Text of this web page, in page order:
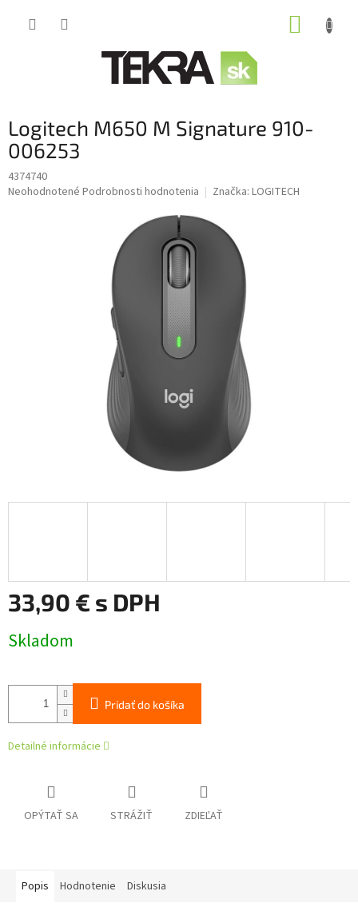
Logitech M650 M Signature 910-
006253
4374740
Priemerné
Neohodnotené Podrobnosti hodnotenia Značka: LOGITECH
33,90 € s DPH
cena:
Skladom
Pridať do košíka
Detailné informácie
OPÝTAŤ SA STRÁŽIŤ ZDIEĽAŤ
Popis Hodnotenie Diskusia